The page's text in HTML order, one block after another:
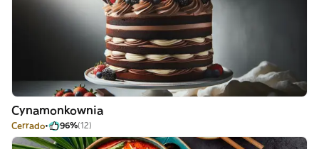
Cynamonkownia
Cerrado 96%(12)